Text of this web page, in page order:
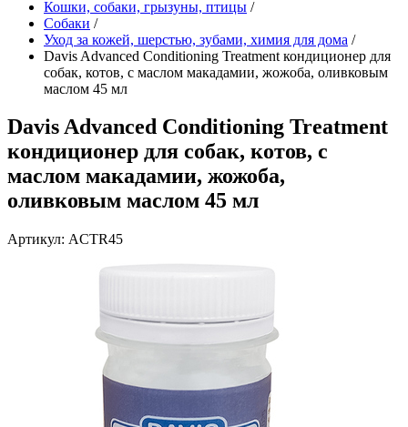
Кошки, собаки, грызуны, птицы /
Собаки /
Уход за кожей, шерстью, зубами, химия для дома /
Davis Advanced Conditioning Treatment кондиционер для
собак, котов, с маслом макадамии, жожоба, оливковым
маслом 45 мл
Davis Advanced Conditioning Treatment
кондиционер для собак, котов, с
маслом макадамии, жожоба,
оливковым маслом 45 мл
Артикул: ACTR45